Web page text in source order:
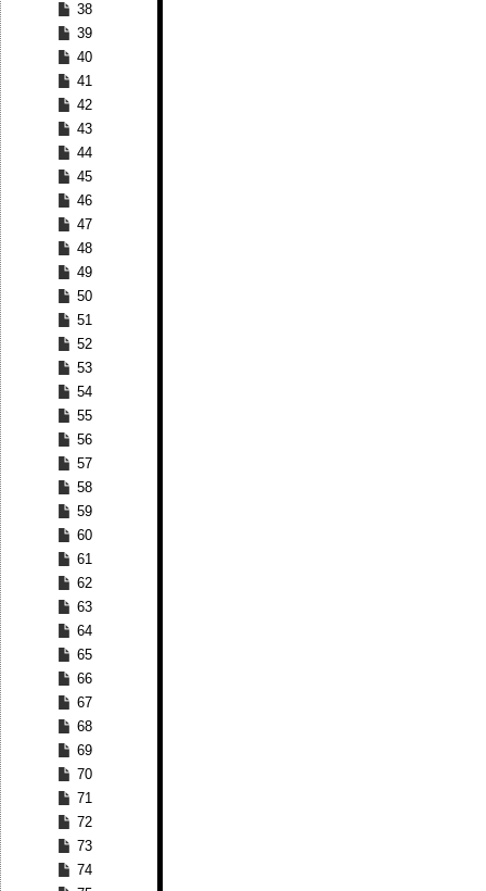
38
39
40
41
42
43
44
45
46
47
48
49
50
51
52
53
54
55
56
57
58
59
60
61
62
63
64
65
66
67
68
69
70
71
72
73
74